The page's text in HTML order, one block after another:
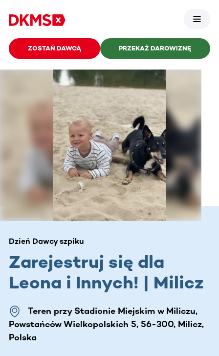
ZOSTAŃ DAWCĄ PRZEKAŻ DAROWIZNĘ
Dzień Dawcy szpiku
Zarejestruj się dla
Leona i Innych! | Milicz
Teren przy Stadionie Miejskim w Miliczu,
Powstańców Wielkopolskich 5, 56-300, Milicz,
Polska